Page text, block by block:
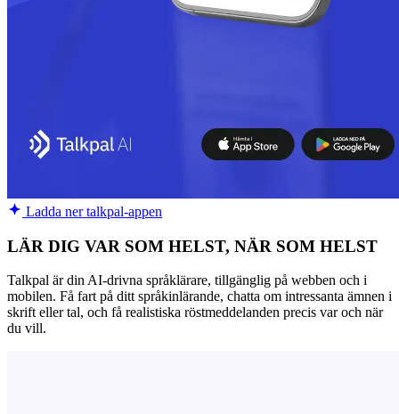
Ladda ner talkpal-appen
LÄR DIG VAR SOM HELST, NÄR SOM HELST
Talkpal är din AI-drivna språklärare, tillgänglig på webben och i
mobilen. Få fart på ditt språkinlärande, chatta om intressanta ämnen i
skrift eller tal, och få realistiska röstmeddelanden precis var och när
du vill.